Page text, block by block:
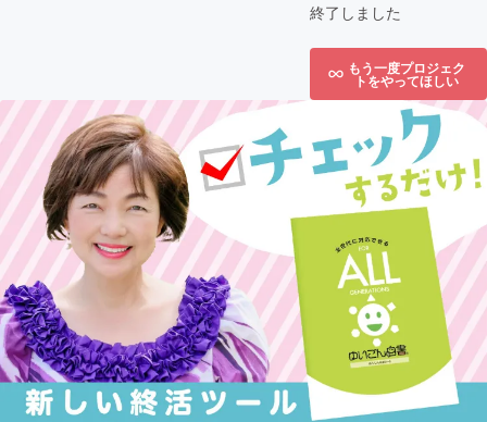
終了しました
もう一度プロジェク
トをやってほしい